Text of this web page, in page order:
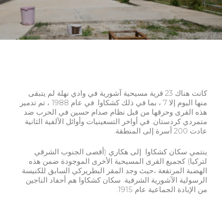
كانت هناك 23 قرية مسيحية آشورية في وادي نهلة لم يتبقى
منها اليوم إلا 7 ، بما في ذلك كشكاوا. في عام 1988 ، تم تدمير
هذه القرى وحرقها من قبل نظام صدام حسين في الحرب ضد
متمردي كردستان. في أواخر التسعينيات وأوائل الألفية الثانية
عادت 200 أسرة إلى المنطقة.
ينتمي سكان كشكاوا إلى هكاري (أقصى الجنوب الشرقي
لتركيا) كجميع القرى المسيحية الأخرى الموجودة ضمن هذه
الهضبة المرتفعة ،حيث وجد المقر البطريركي السابق للكنيسة
الرسولية الآشورية الشرقية. سكان كشكاوا هم أحفاد الناجين
من الإبادة الجماعية عام 1915.